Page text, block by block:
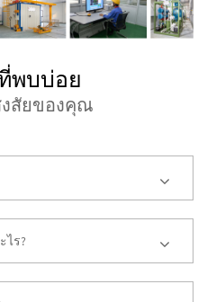
พบบ่อย
สัยของคุณ
ไร?